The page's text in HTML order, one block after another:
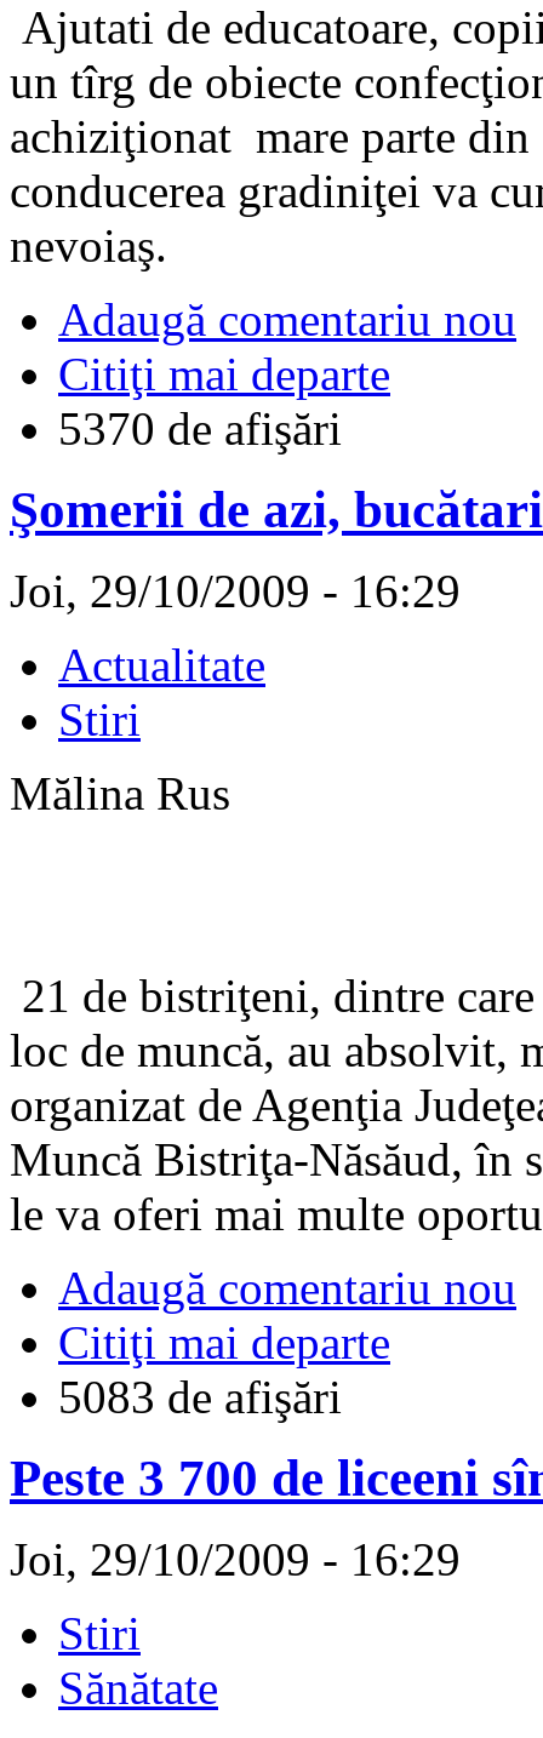
Ajutati de educatoare,
un tîrg de obiecte
achiziţionat mare parte
conducerea gradiniţei va
nevoiaş.
Adaugă comentariu nou
Citiţi mai departe
5370 de afişări
Şomerii de azi,
Joi, 29/10/2009 - 16:29
Actualitate
Stiri
Mălina Rus
21 de bistriţeni, dintre
loc de muncă, au absolvit,
organizat de Agenţia
Muncă Bistriţa-Năsăud, în
le va oferi mai multe
Adaugă comentariu nou
Citiţi mai departe
5083 de afişări
Peste 3 700 de liceeni
Joi, 29/10/2009 - 16:29
Stiri
Sănătate